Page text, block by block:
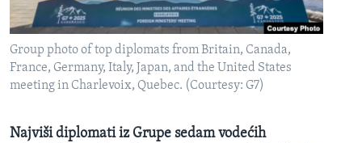
Group photo of top diplomats from Britain, Canada,
France, Germany, Italy, Japan, and the United States
meeting in Charlevoix, Quebec. (Courtesy: G7)
Najviši diplomati iz Grupe sedam vodećih